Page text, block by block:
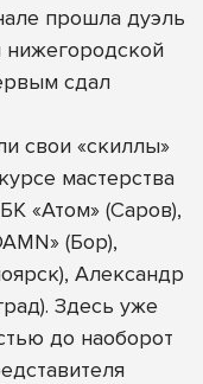
прошла дуэль
сдал
свои «скиллы»
мастерства
«Атом» (Саров),
(Бор),
Александр
Здесь уже
до наоборот